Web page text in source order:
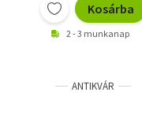
Kosárba
2 - 3 munkanap
ANTIKVÁR